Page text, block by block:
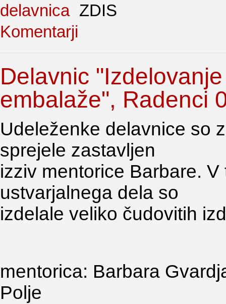
delavnica ZDIS
Komentarji
Delavnic
embalaže", Radenci
Udeleženke delavnice so
sprejele zastavljen
izziv mentorice Barbare.
ustvarjalnega dela so
izdelale veliko čudovitih
mentorica: Barbara
Polje